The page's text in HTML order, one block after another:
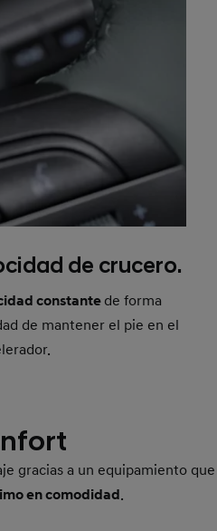
de crucero.
constante de forma
de mantener el pie en el
gracias a un equipamiento que
en comodidad.